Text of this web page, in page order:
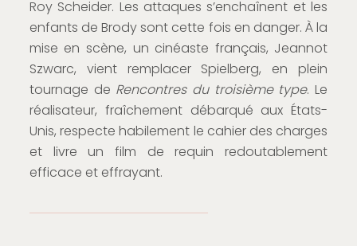
Roy Scheider. Les attaques s’enchaînent et les
enfants de Brody sont cette fois en danger. À la
mise en scène, un cinéaste français, Jeannot
Szwarc, vient remplacer Spielberg, en plein
tournage de Rencontres du troisième type. Le
réalisateur, fraîchement débarqué aux États-
Unis, respecte habilement le cahier des charges
et livre un film de requin redoutablement
efficace et effrayant.